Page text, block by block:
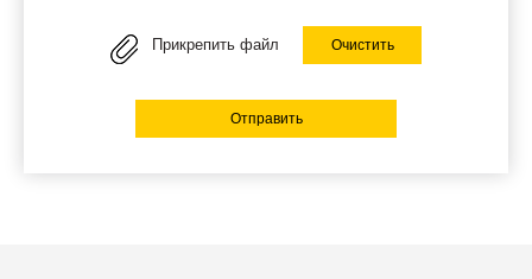
Прикрепить файл Очистить
Отправить